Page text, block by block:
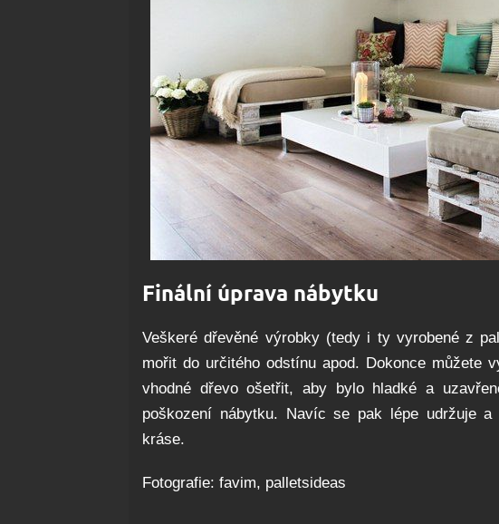
Finální úprava nábytku
Veškeré dřevěné výrobky (tedy i ty vyrobené z
mořit do určitého odstínu apod. Dokonce můžete
vhodné dřevo ošetřit, aby bylo hladké a
poškození nábytku. Navíc se pak lépe udržuje
kráse.
Fotografie: favim, palletsideas